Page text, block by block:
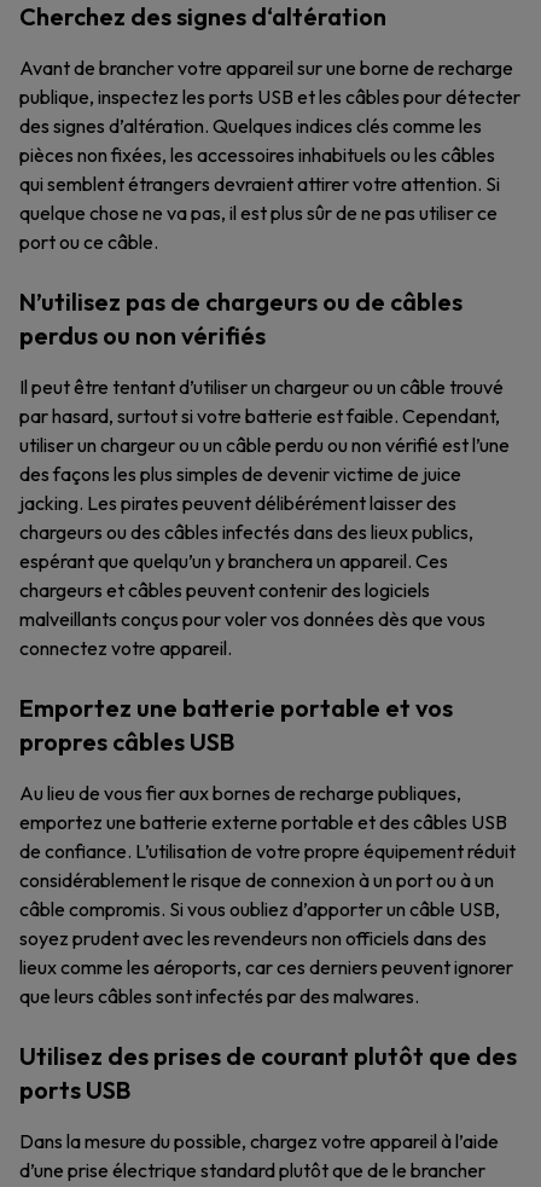
Cherchez des signes d‘altération
Avant de brancher votre appareil sur une borne de recharge
publique, inspectez les ports USB et les câbles pour détecter
des signes d’altération. Quelques indices clés comme les
pièces non fixées, les accessoires inhabituels ou les câbles
qui semblent étrangers devraient attirer votre attention. Si
quelque chose ne va pas, il est plus sûr de ne pas utiliser ce
port ou ce câble.
N’utilisez pas de chargeurs ou de câbles
perdus ou non vérifiés
Il peut être tentant d’utiliser un chargeur ou un câble trouvé
par hasard, surtout si votre batterie est faible. Cependant,
utiliser un chargeur ou un câble perdu ou non vérifié est l’une
des façons les plus simples de devenir victime de juice
jacking. Les pirates peuvent délibérément laisser des
chargeurs ou des câbles infectés dans des lieux publics,
espérant que quelqu’un y branchera un appareil. Ces
chargeurs et câbles peuvent contenir des logiciels
malveillants conçus pour voler vos données dès que vous
connectez votre appareil.
Emportez une batterie portable et vos
propres câbles USB
Au lieu de vous fier aux bornes de recharge publiques,
emportez une batterie externe portable et des câbles USB
de confiance. L’utilisation de votre propre équipement réduit
considérablement le risque de connexion à un port ou à un
câble compromis. Si vous oubliez d’apporter un câble USB,
soyez prudent avec les revendeurs non officiels dans des
lieux comme les aéroports, car ces derniers peuvent ignorer
que leurs câbles sont infectés par des malwares.
Utilisez des prises de courant plutôt que des
ports USB
Dans la mesure du possible, chargez votre appareil à l’aide
d’une prise électrique standard plutôt que de le brancher